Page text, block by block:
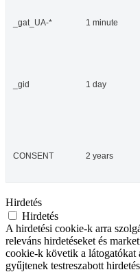
_gat_UA-* 1 minute
_gid 1 day
CONSENT 2 years
Hirdetés
Hirdetés
A hirdetési cookie-k arra
releváns hirdetéseket és
cookie-k követik a látogatókat
gyűjtenek testreszabott